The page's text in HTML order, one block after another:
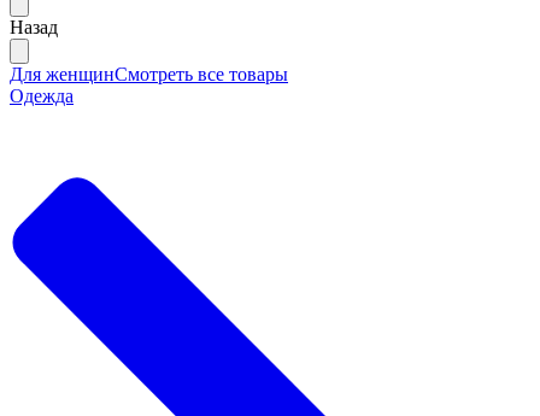
Назад
Для женщинСмотреть все товары
Одежда